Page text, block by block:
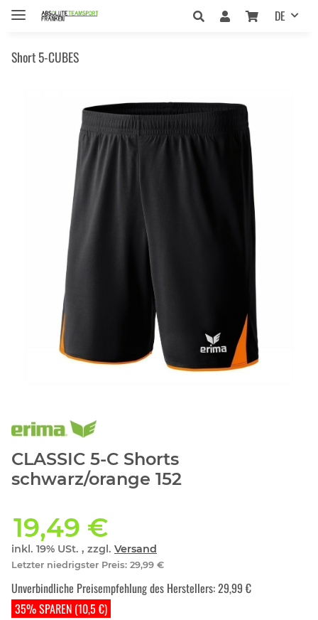
DE
Short 5-CUBES
CLASSIC 5-C Shorts
schwarz/orange 152
19,49 €
inkl. 19% USt. , zzgl. Versand
Letzter niedrigster Preis: 29,99 €
35% SPAREN (10,5 €)
Unverbindliche Preisempfehlung des Herstellers:29,99 €